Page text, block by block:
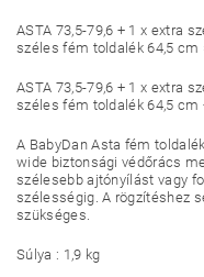
ASTA 73,5-79,6 + 1 x extra
széles fém toldalék 64,5 cm
ASTA 73,5-79,6 + 1 x extra
széles fém toldalék 64,5 cm
A BabyDan Asta fém
wide biztonsági védőrács
szélesebb ajtónyílást vagy
szélességig. A rögzítéshez
szükséges.
Súlya : 1,9 kg